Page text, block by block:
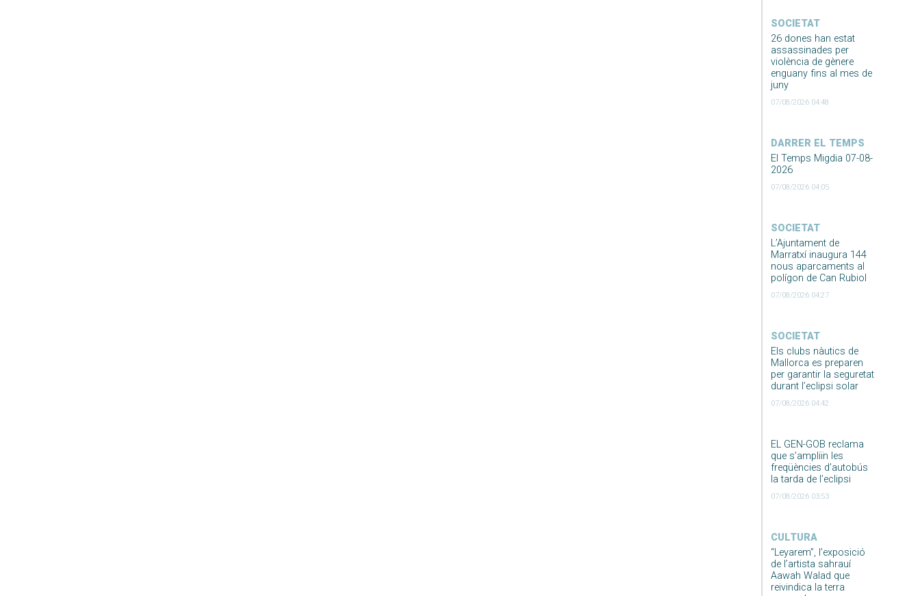
SOCIETAT
26 dones han estat
assassinades per
violència de gènere
enguany fins al mes de
juny
07/08/2026 04:48
DARRER EL TEMPS
El Temps Migdia 07-08-
2026
07/08/2026 04:05
SOCIETAT
L’Ajuntament de
Marratxí inaugura 144
nous aparcaments al
polígon de Can Rubiol
07/08/2026 04:27
SOCIETAT
Els clubs nàutics de
Mallorca es preparen
per garantir la seguretat
durant l’eclipsi solar
07/08/2026 04:42
EL GEN-GOB reclama
que s’ampliïn les
freqüències d’autobús
la tarda de l’eclipsi
07/08/2026 03:53
CULTURA
“Leyarem”, l’exposició
de l’artista sahrauí
Aawah Walad que
reivindica la terra